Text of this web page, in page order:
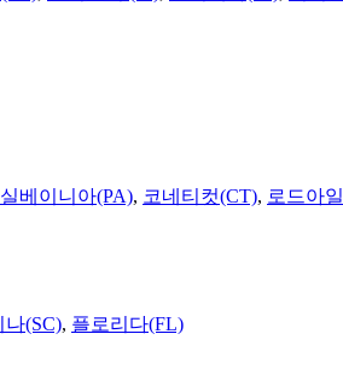
베이니아(PA), 코네티컷(CT), 로드아
(SC), 플로리다(FL)